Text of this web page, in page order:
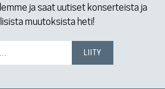
ja saat uutiset konserteista ja
muutoksista heti!